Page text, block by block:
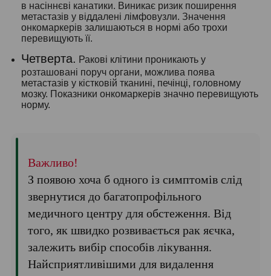
в насіннєві канатики. Виникає ризик поширення
метастазів у віддалені лімфовузли. Значення
онкомаркерів залишаються в нормі або трохи
перевищують її.
Четверта. Ракові клітини проникають у
розташовані поруч органи, можлива поява
метастазів у кістковій тканині, печінці, головному
мозку. Показники онкомаркерів значно перевищують
норму.
Важливо!
З появою хоча б одного із симптомів слід
звернутися до багатопрофільного
медичного центру для обстеження. Від
того, як швидко розвивається рак яєчка,
залежить вибір способів лікування.
Найсприятливішими для видалення